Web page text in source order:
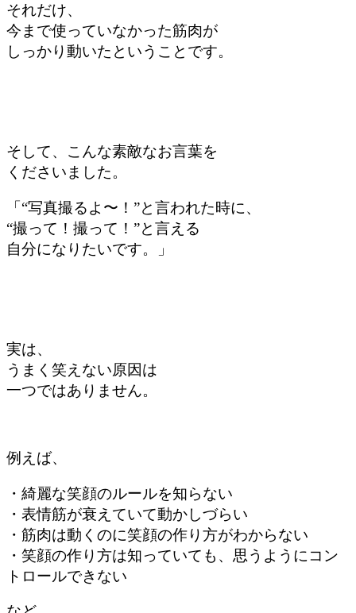
それだけ、
今まで使っていなかった筋肉が
しっかり動いたということです。
そして、 こんな素敵なお言葉を
くださいました。
「“写真撮るよ〜！”と言われた時に、
“撮って！撮って！”と言える
自分になりたいです。」
実は、
うまく笑えない原因は
一つではありません。
例えば、
・綺麗な笑顔のルールを知らない
・表情筋が衰えていて動かしづらい
・筋肉は動くのに笑顔の作り方がわからない
・笑顔の作り方は知っていても、思うようにコン
トロールできない